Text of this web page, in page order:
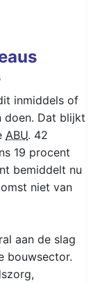
inmiddels of
doen. Dat blijkt
ABU. 42
19 procent
bemiddelt nu
niet van
aan de slag
bouwsector.